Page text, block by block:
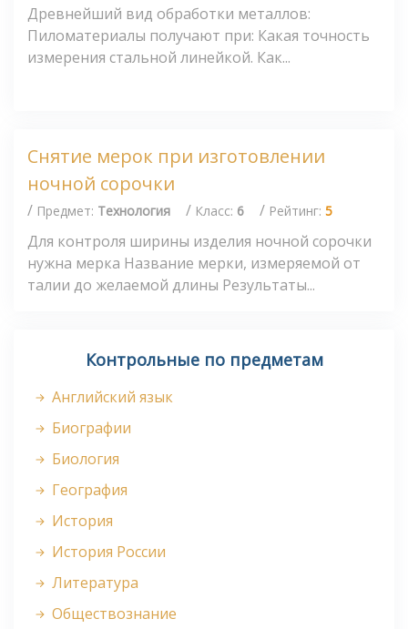
Древнейший вид обработки металлов:
Пиломатериалы получают при: Какая точность
измерения стальной линейкой. Как...
Снятие мерок при изготовлении
ночной сорочки
/ Предмет: Технология / Класс: 6 / Рейтинг: 5
Для контроля ширины изделия ночной сорочки
нужна мерка Название мерки, измеряемой от
талии до желаемой длины Результаты...
Контрольные по предметам
Английский язык
Биографии
Биология
География
История
История России
Литература
Обществознание